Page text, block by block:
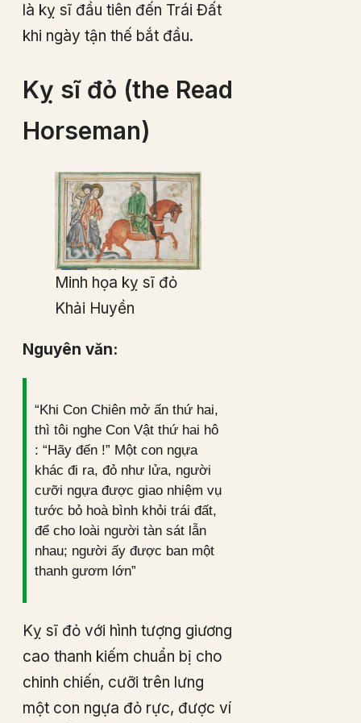
là kỵ sĩ đầu tiên đến Trái Đất
khi ngày tận thế bắt đầu.
Kỵ sĩ đỏ (the Read
Horseman)
Minh họa kỵ sĩ đỏ
Khải Huyền
Nguyên văn:
“Khi Con Chiên mở ấn thứ hai,
thì tôi nghe Con Vật thứ hai hô
: “Hãy đến !” Một con ngựa
khác đi ra, đỏ như lửa, người
cưỡi ngựa được giao nhiệm vụ
tước bỏ hoà bình khỏi trái đất,
để cho loài người tàn sát lẫn
nhau; người ấy được ban một
thanh gươm lớn”
Kỵ sĩ đỏ với hình tượng giương
cao thanh kiếm chuẩn bị cho
chinh chiến, cưỡi trên lưng
một con ngựa đỏ rực, được ví